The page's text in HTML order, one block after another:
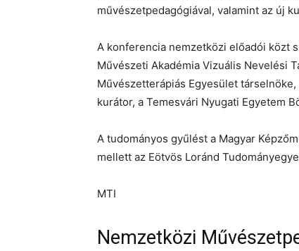
művészetpedagógiával, valamint az új
A konferencia nemzetközi előadói közt
Művészeti Akadémia Vizuális Nevelési
Művészetterápiás Egyesület
kurátor, a Temesvári Nyugati Egyetem
A tudományos gyűlést a Magyar
mellett az Eötvös Loránd
MTI
Nemzetközi